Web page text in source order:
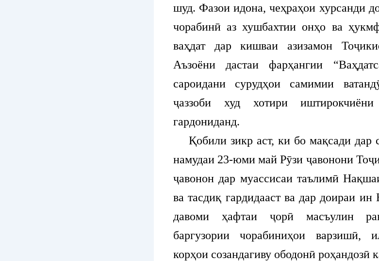
шуд. Фазои идона, чеҳраҳои хурсанди
чорабинӣ аз хушбахтии онҳо ва
ваҳдат дар кишваи азизамон
Аъзоёни дастаи фарҳангии
сароидани сурудҳои самимии
ҷаззоби худ хотири
гардониданд.
Қобили зикр аст, ки бо мақсади дар
намудаи 23-юми май Рӯзи ҷавонони
ҷавонон дар муассисаи таълимӣ
ва тасдиқ гардидааст ва дар доираи
давоми ҳафтаи ҷорӣ масъулин
баргузории чорабиниҳои варзишӣ,
корҳои созандагиву ободонӣ роҳандозӣ